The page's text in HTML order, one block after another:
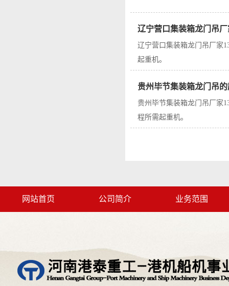
辽宁营口集装箱龙门吊
辽宁营口集装箱龙门吊厂家
起重机。
贵州毕节集装箱龙门吊
贵州毕节集装箱龙门吊厂家
程所需起重机。
网站首页 公司简介 业务范围